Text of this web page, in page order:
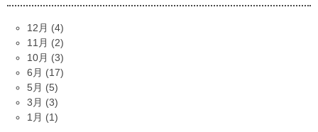
12月 (4)
11月 (2)
10月 (3)
6月 (17)
5月 (5)
3月 (3)
1月 (1)